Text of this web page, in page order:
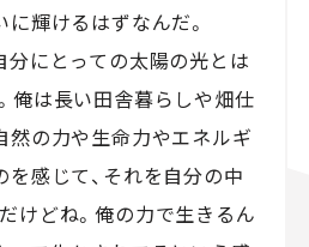
輝けるはずなんだ。
分にとっての太陽の光とは
俺は長い田舎暮らしや畑仕
然の力や生命力やエネルギ
を感じて、それを自分の中
けどね。俺の力で生きるん